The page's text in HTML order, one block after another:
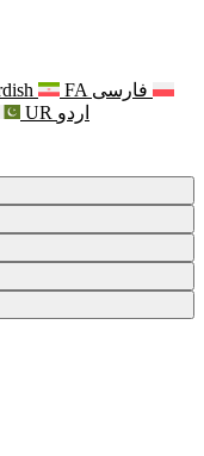
FA فارسی
UR اردو